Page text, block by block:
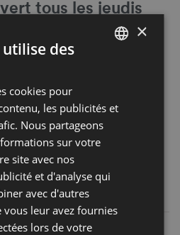
tous les jeudis
16h30 à 20h et le
à 12h30. Les
appel au 079 587
960 22 48
×
utilise des
cookies pour
les publicités et
Nous partageons
sur votre
site avec nos
et d'analyse qui
avec d'autres
leur avez fournies
lors de votre